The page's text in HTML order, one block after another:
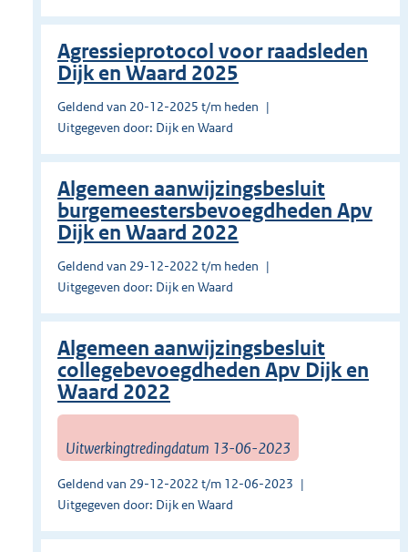
Agressieprotocol voor raadsleden
Dijk en Waard 2025
Geldend van 20-12-2025 t/m heden
Uitgegeven door: Dijk en Waard
Algemeen aanwijzingsbesluit
burgemeestersbevoegdheden Apv
Dijk en Waard 2022
Geldend van 29-12-2022 t/m heden
Uitgegeven door: Dijk en Waard
Algemeen aanwijzingsbesluit
collegebevoegdheden Apv Dijk en
Waard 2022
Uitwerkingtredingdatum 13-06-2023
Geldend van 29-12-2022 t/m 12-06-2023
Uitgegeven door: Dijk en Waard